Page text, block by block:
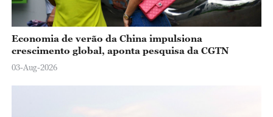
Economia de verão da China impulsiona
crescimento global, aponta pesquisa da CGTN
03-Aug-2026